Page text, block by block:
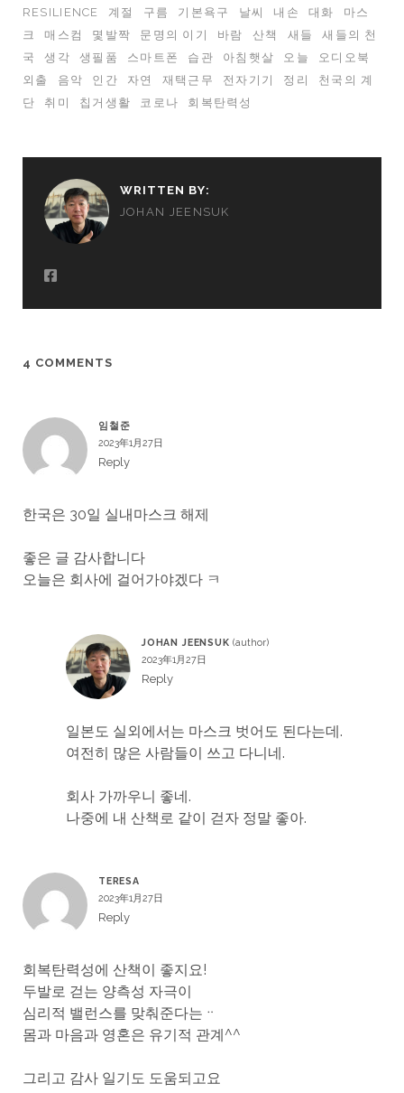
RESILIENCE
계절 구름 기본욕구 날씨 내손 대화
마스
크
매스컴 몇발짝 문명의 이기 바람 산책 새들
새들의 천
국
생각 생필품 스마트폰 습관 아침햇살 오늘
오디오북
외출
음악 인간 자연 재택근무 전자기기 정리
천국의 계
단
취미 칩거생활 코로나 회복탄력성
WRITTEN BY:
JOHAN JEENSUK
4 COMMENTS
임철준
2023年1月27日
Reply
한국은 30일 실내마스크 해제
좋은 글 감사합니다
오늘은 회사에 걸어가야겠다 ㅋ
JOHAN JEENSUK
2023年1月27日
Reply
일본도 실외에서는 마스크 벗어도 된다는데.
여전히 많은 사람들이 쓰고 다니네.
회사 가까우니 좋네.
나중에 내 산책로 같이 걷자 정말 좋아.
TERESA
2023年1月27日
Reply
회복탄력성에 산책이 좋지요!
두발로 걷는 양측성 자극이
심리적 밸런스를 맞춰준다는ᆢ
몸과 마음과 영혼은 유기적 관계^^
그리고 감사 일기도 도움되고요